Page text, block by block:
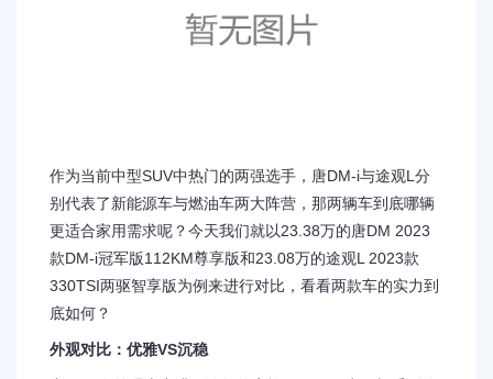
作为当前中型SUV中热门的两强选手，唐DM-i与途观L分
别代表了新能源车与燃油车两大阵营，那两辆车到底哪辆
更适合家用需求呢？今天我们就以23.38万的唐DM 2023
款DM-i冠军版112KM尊享版和23.08万的途观L 2023款
330TSI两驱智享版为例来进行对比，看看两款车的实力到
底如何？
外观对比：优雅VS沉稳